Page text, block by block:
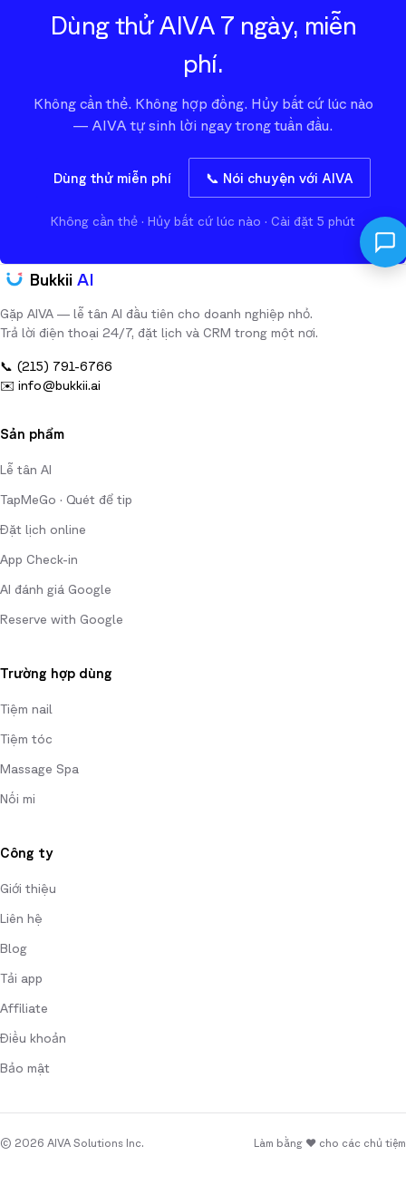
Dùng thử AIVA 7 ngày, miễn
phí.
Không cần thẻ. Không hợp đồng. Hủy bất cứ lúc nào
— AIVA tự sinh lời ngay trong tuần đầu.
Dùng thử miễn phí 📞 Nói chuyện với AIVA
Không cần thẻ · Hủy bất cứ lúc nào · Cài đặt 5 phút
Bukkii AI
Gặp AIVA — lễ tân AI đầu tiên cho doanh nghiệp nhỏ.
Trả lời điện thoại 24/7, đặt lịch và CRM trong một nơi.
📞 (215) 791-6766
✉️ info@bukkii.ai
Sản phẩm
Lễ tân AI
TapMeGo · Quét để tip
Đặt lịch online
App Check-in
AI đánh giá Google
Reserve with Google
Trường hợp dùng
Tiệm nail
Tiệm tóc
Massage Spa
Nối mi
Công ty
Giới thiệu
Liên hệ
Blog
Tải app
Affiliate
Điều khoản
Bảo mật
© 2026 AIVA Solutions Inc. Làm bằng ♥ cho các chủ tiệm